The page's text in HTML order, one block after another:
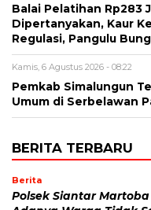
Balai Pelatihan Rp283
Dipertanyakan, Kaur
Regulasi, Pangulu
Kamis, 6 Agustus 2026 - 08:22
Pemkab Simalungun
Umum di Serbelawan
BERITA TERBARU
Berita
Polsek Siantar Martoba